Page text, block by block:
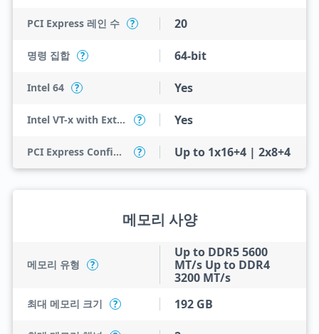
PCI Express 레인 수 ? 20
명령 집합 ? 64-bit
Intel 64 ? Yes
Intel VT-x with Extended Page Tables (EPT) ? Yes
PCI Express Configurations ? Up to 1x16+4 | 2x8+4
메모리 사양
메모리 유형 ?
Up to DDR5 5600
MT/s Up to DDR4
3200 MT/s
최대 메모리 크기 ? 192 GB